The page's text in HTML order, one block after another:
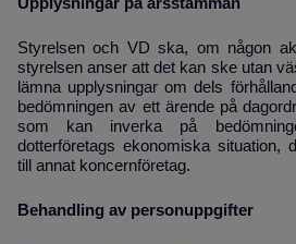
Upplysningar på årsstämman
Styrelsen och VD ska, om någon
styrelsen anser att det kan ske utan
lämna upplysningar om dels
bedömningen av ett ärende på
som kan inverka på
dotterföretags ekonomiska situation,
till annat koncernföretag.
Behandling av personuppgifter